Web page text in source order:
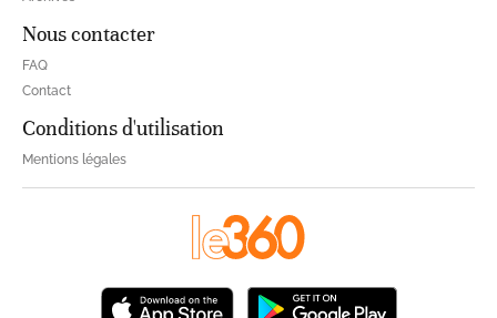
Nous contacter
FAQ
Contact
Conditions d'utilisation
Mentions légales